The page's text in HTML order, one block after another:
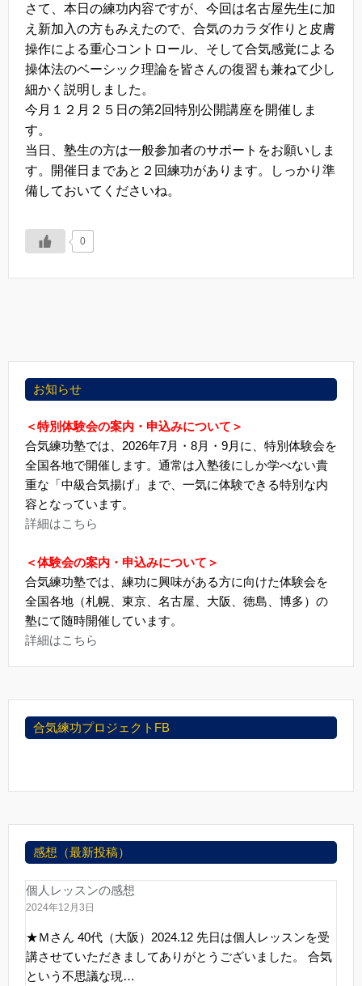
さて、本日の練功内容ですが、今回は名古屋先生に加
え新加入の方もみえたので、合気のカラダ作りと皮膚
操作による重心コントロール、そして合気感覚による
操体法のベーシック理論を皆さんの復習も兼ねて少し
細かく説明しました。
今月１２月２５日の第2回特別公開講座を開催しま
す。
当日、塾生の方は一般参加者のサポートをお願いしま
す。開催日まであと２回練功があります。しっかり準
備しておいてくださいね。
0
お知らせ
＜特別体験会の案内・申込みについて＞
合気練功塾では、2026年7月・8月・9月に、特別体験会を
全国各地で開催します。通常は入塾後にしか学べない貴
重な「中級合気揚げ」まで、一気に体験できる特別な内
容となっています。
詳細はこちら
＜体験会の案内・申込みについて＞
合気練功塾では、練功に興味がある方に向けた体験会を
全国各地（札幌、東京、名古屋、大阪、徳島、博多）の
塾にて随時開催しています。
詳細はこちら
合気練功プロジェクトFB
感想（最新投稿）
個人レッスンの感想
2024年12月3日
★Ｍさん 40代（大阪）2024.12 先日は個人レッスンを受
講させていただきましてありがとうございました。 合気
という不思議な現…